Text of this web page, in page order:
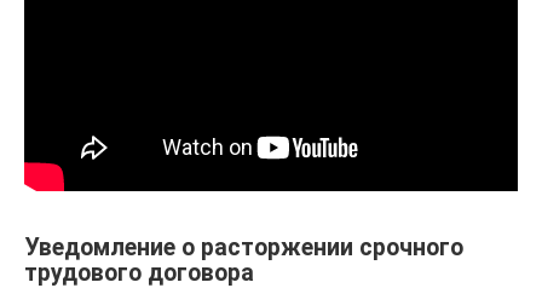
Уведомление о расторжении срочного
трудового договора